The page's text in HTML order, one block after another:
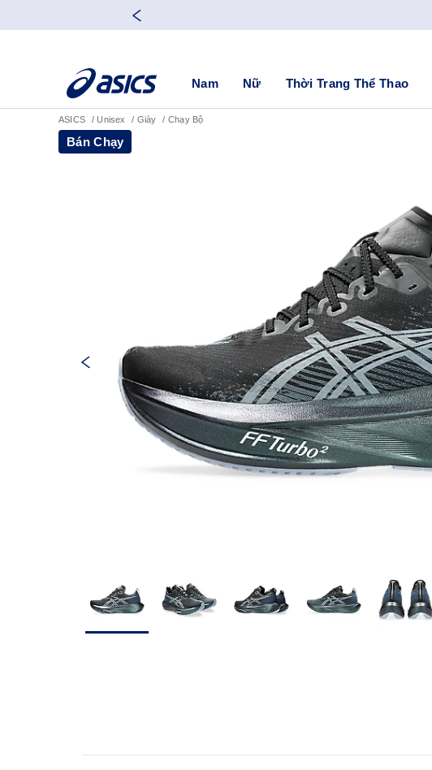
Nam Nữ Thời Trang Thể Thao
ASICS Unisex Giày Chạy Bộ
Bán Chạy